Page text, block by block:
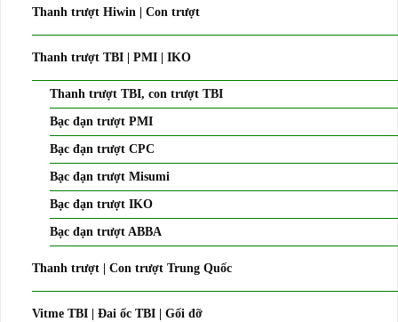
Thanh trượt Hiwin | Con trượt
Thanh trượt TBI | PMI | IKO
Thanh trượt TBI, con trượt TBI
Bạc đạn trượt PMI
Bạc đạn trượt CPC
Bạc đạn trượt Misumi
Bạc đạn trượt IKO
Bạc đạn trượt ABBA
Thanh trượt | Con trượt Trung Quốc
Vitme TBI | Đai ốc TBI | Gối đỡ